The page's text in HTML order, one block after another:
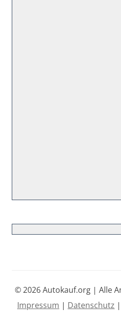
© 2026 Autokauf.org | Alle
Impressum | Datenschutz |